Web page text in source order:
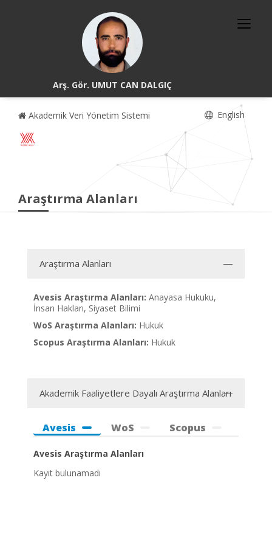
Arş. Gör. UMUT CAN DALGIÇ
Akademik Veri Yönetim Sistemi English
Araştırma Alanları
Araştırma Alanları
Avesis Araştırma Alanları: Anayasa Hukuku,
İnsan Hakları, Siyaset Bilimi
WoS Araştırma Alanları: Hukuk
Scopus Araştırma Alanları: Hukuk
Akademik Faaliyetlere Dayalı Araştırma Alanları
Avesis WoS Scopus
Avesis Araştırma Alanları
Kayıt bulunamadı